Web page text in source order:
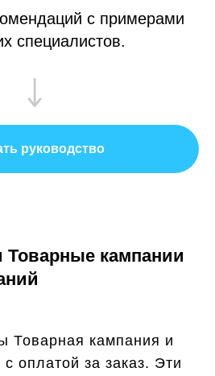
с примерами
специалистов.
руководство
кампании
Товарная кампания и
оплатой за заказ. Эти